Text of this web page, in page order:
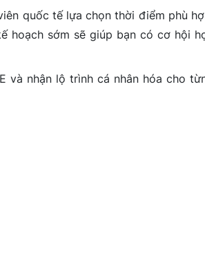
quốc tế lựa chọn thời điểm phù
hoạch sớm sẽ giúp bạn có cơ hội
và nhận lộ trình cá nhân hóa cho